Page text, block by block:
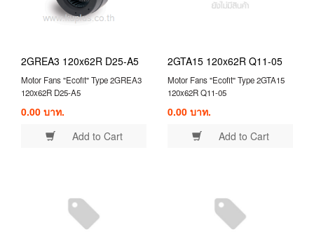
2GREA3 120x62R D25-A5
Motor Fans "Ecofit" Type 2GREA3
120x62R D25-A5
0.00 บาท.
Add to Cart
2GTA15 120x62R Q11-05
Motor Fans "Ecofit" Type 2GTA15
120x62R Q11-05
0.00 บาท.
Add to Cart